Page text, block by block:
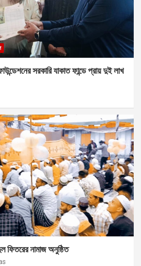
সরকারি যাকাত ফান্ডে প্রায় দুই লাখ
ফিতরের নামাজ অনুষ্ঠিত